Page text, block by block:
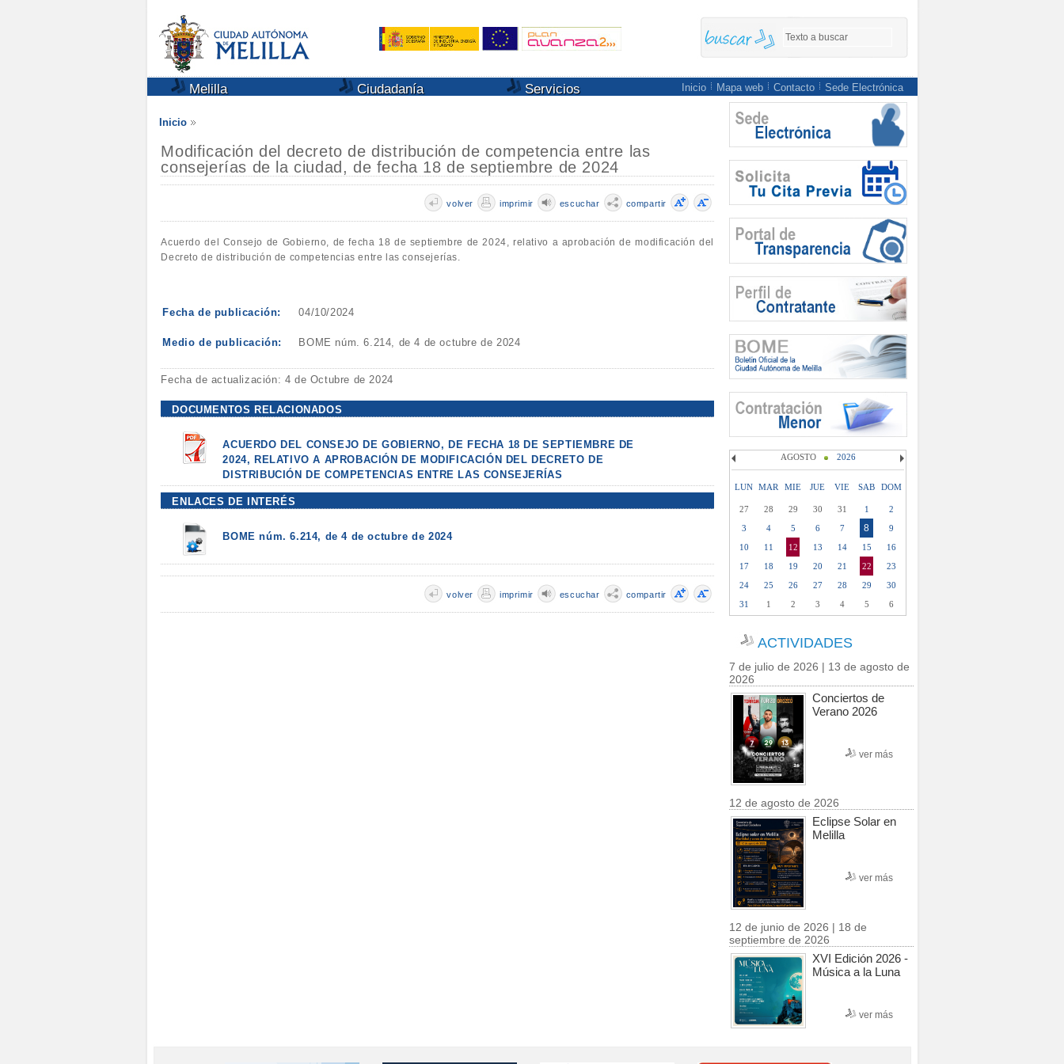
Melilla Ciudadanía Servicios Inicio Mapa web Contacto Sede Electrónica
Inicio
Modificación del decreto de distribución de competencia entre las
consejerías de la ciudad, de fecha 18 de septiembre de 2024
compartir
escuchar
imprimir
volver
Acuerdo del Consejo de Gobierno, de fecha 18 de septiembre de 2024, relativo a aprobación de modificación del
Decreto de distribución de competencias entre las consejerías.
Fecha de publicación: 04/10/2024
Medio de publicación: BOME núm. 6.214, de 4 de octubre de 2024
Fecha de actualización: 4 de Octubre de 2024
DOCUMENTOS RELACIONADOS
ACUERDO DEL CONSEJO DE GOBIERNO, DE FECHA 18 DE SEPTIEMBRE DE
2024, RELATIVO A APROBACIÓN DE MODIFICACIÓN DEL DECRETO DE
DISTRIBUCIÓN DE COMPETENCIAS ENTRE LAS CONSEJERÍAS
ENLACES DE INTERÉS
BOME núm. 6.214, de 4 de octubre de 2024
compartir
escuchar
imprimir
volver
AGOSTO 2026
LUN MAR MIE JUE VIE SAB DOM
27 28 29 30 31 1
2
3
4 5 6 7 8
9
10
11 12 13 14 15
16
17
18 19 20 21 22
23
24
25 26 27 28 29
30
31
1 2 3 4 5 6
ACTIVIDADES
7 de julio de 2026 | 13 de agosto de
2026
Conciertos de
Verano 2026
ver más
12 de agosto de 2026
Eclipse Solar en
Melilla
ver más
12 de junio de 2026 | 18 de
septiembre de 2026
XVI Edición 2026 -
Música a la Luna
ver más